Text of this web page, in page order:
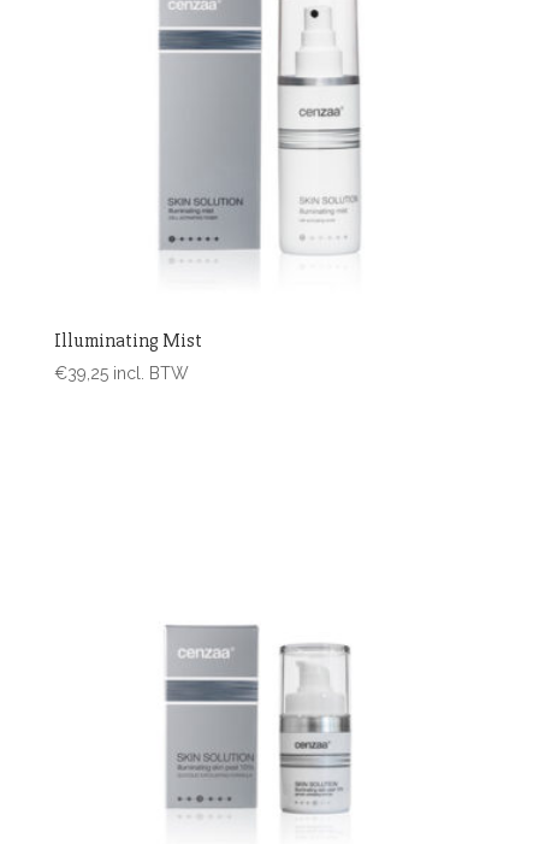
Illuminating Mist
€39,25 incl. BTW